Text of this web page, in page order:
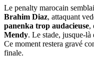
Le penalty marocain
Brahim Diaz, attaquant
panenka trop audacieuse,
Mendy. Le stade, jusque-là
Ce moment restera gravé
finale.